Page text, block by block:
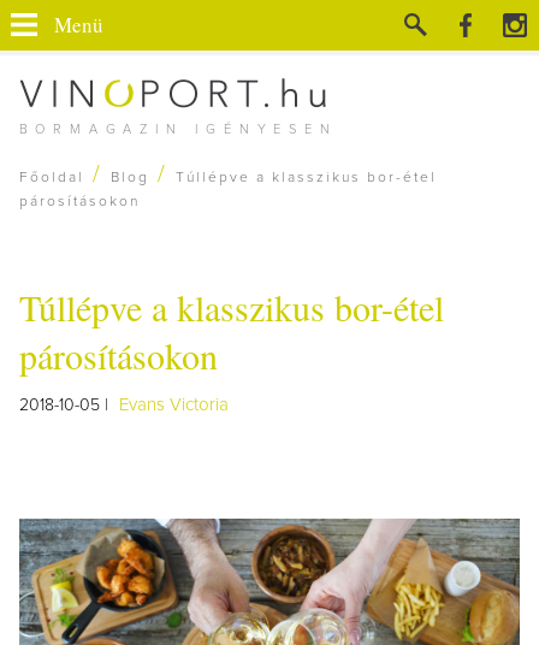
BORMAGAZIN IGÉNYESEN
Menü
Főoldal / Blog /
Túllépve a klasszikus bor-étel
párosításokon
Túllépve a klasszikus bor-étel
párosításokon
2018-10-05 | Evans Victoria